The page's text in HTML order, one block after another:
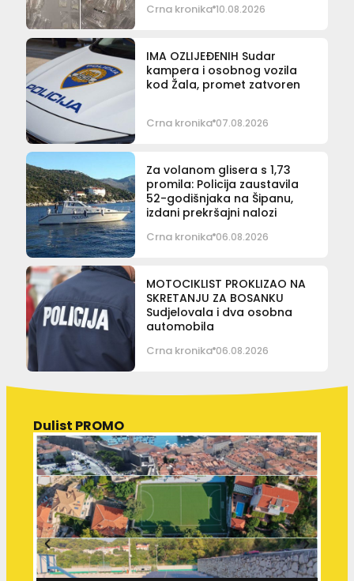
Crna kronika 10.08.2026
IMA OZLIJEĐENIH Sudar
kampera i osobnog vozila
kod Žala, promet zatvoren
Crna kronika 07.08.2026
Za volanom glisera s 1,73
promila: Policija zaustavila
52-godišnjaka na Šipanu,
izdani prekršajni nalozi
Crna kronika 06.08.2026
MOTOCIKLIST PROKLIZAO NA
SKRETANJU ZA BOSANKU
Sudjelovala i dva osobna
automobila
Crna kronika 06.08.2026
Dulist PROMO